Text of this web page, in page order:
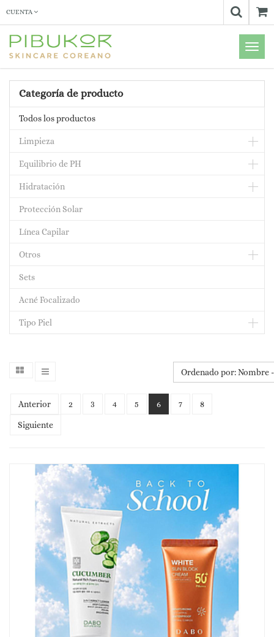
CUENTA
Menú
de
Categoría de producto
Todos los productos
Limpieza
Equilibrio de PH
Hidratación
Protección Solar
Línea Capilar
Otros
Sets
Acné Focalizado
Tipo Piel
Anterior 2 3 4 5 6 7 8
Siguiente
Ordenado por: Nombre